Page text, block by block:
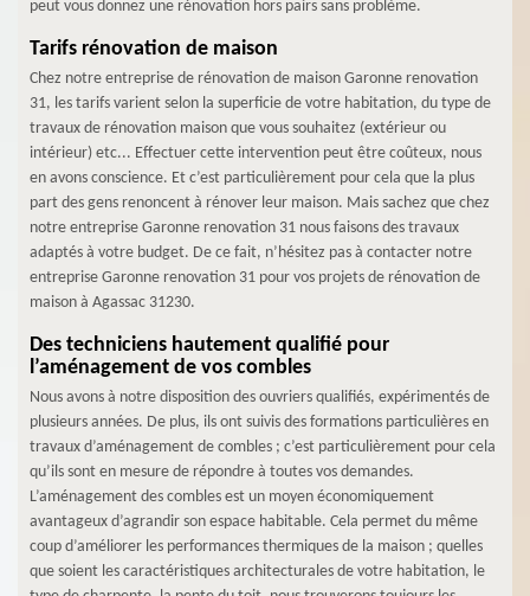
peut vous donnez une rénovation hors pairs sans problème.
Tarifs rénovation de maison
Chez notre entreprise de rénovation de maison Garonne renovation
31, les tarifs varient selon la superficie de votre habitation, du type de
travaux de rénovation maison que vous souhaitez (extérieur ou
intérieur) etc... Effectuer cette intervention peut être coûteux, nous
en avons conscience. Et c’est particulièrement pour cela que la plus
part des gens renoncent à rénover leur maison. Mais sachez que chez
notre entreprise Garonne renovation 31 nous faisons des travaux
adaptés à votre budget. De ce fait, n’hésitez pas à contacter notre
entreprise Garonne renovation 31 pour vos projets de rénovation de
maison à Agassac 31230.
Des techniciens hautement qualifié pour
l’aménagement de vos combles
Nous avons à notre disposition des ouvriers qualifiés, expérimentés de
plusieurs années. De plus, ils ont suivis des formations particulières en
travaux d’aménagement de combles ; c’est particulièrement pour cela
qu’ils sont en mesure de répondre à toutes vos demandes.
L’aménagement des combles est un moyen économiquement
avantageux d’agrandir son espace habitable. Cela permet du même
coup d’améliorer les performances thermiques de la maison ; quelles
que soient les caractéristiques architecturales de votre habitation, le